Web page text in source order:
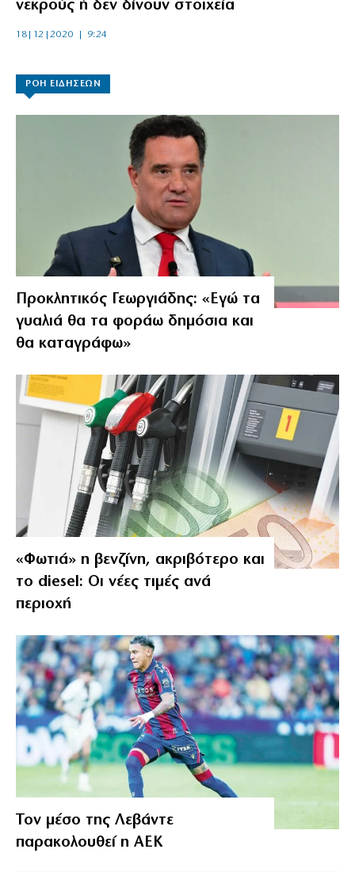
νεκρούς ή δεν δίνουν στοιχεία
18|12|2020 | 9:24
ΡΟΗ ΕΙΔΗΣΕΩΝ
Προκλητικός Γεωργιάδης: «Εγώ τα
γυαλιά θα τα φοράω δημόσια και
θα καταγράφω»
«Φωτιά» η βενζίνη, ακριβότερο και
το diesel: Οι νέες τιμές ανά
περιοχή
Τον μέσο της Λεβάντε
παρακολουθεί η ΑΕΚ